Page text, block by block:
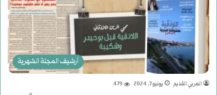
أرشيف المجلة الشهرية
العربي القديم يونيو 7, 2024 479